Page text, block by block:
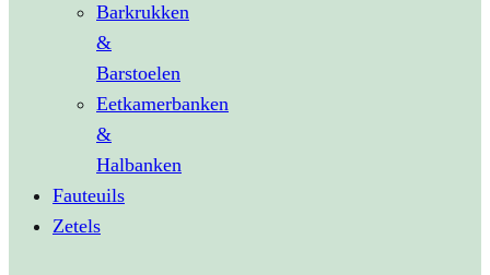
Barkrukken
&
Barstoelen
Eetkamerbanken
&
Halbanken
Fauteuils
Zetels